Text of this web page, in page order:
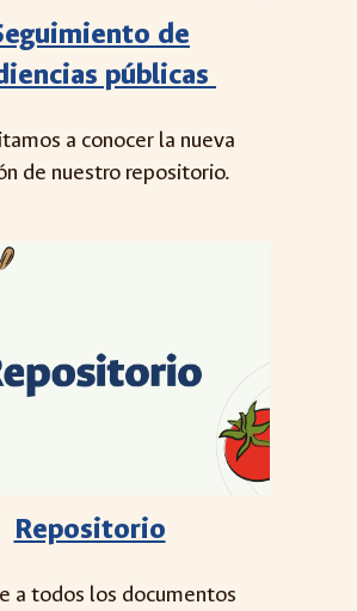
de
públicas
a conocer la nueva
de nuestro repositorio.
Repositorio
a todos los documentos